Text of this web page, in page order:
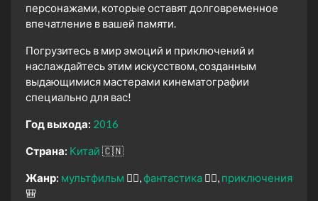
персонажами, которые оставят долговременное
впечатление в вашей памяти.
Погрузитесь в мир эмоций и приключений и
наслаждайтесь этим искусством, созданным
выдающимися мастерами кинематографии
специально для вас!
Год выхода: 2016
Страна: Китай 🇨🇳
Жанр: мультфильм 🧚‍♀️ фантастика 🧙‍♀️ приключения
🎒